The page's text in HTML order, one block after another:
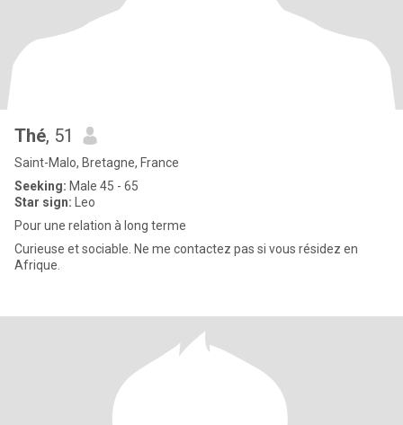
Thé, 51
Saint-Malo, Bretagne, France
Seeking: Male 45 - 65
Star sign: Leo
Pour une relation à long terme
Curieuse et sociable. Ne me contactez pas si vous résidez en
Afrique.